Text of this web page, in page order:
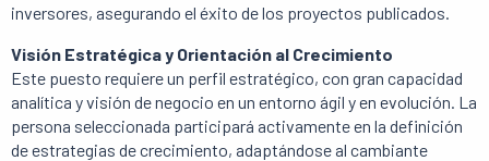
inversores, asegurando el éxito de los proyectos publicados.
Visión Estratégica y Orientación al Crecimiento
Este puesto requiere un perfil estratégico, con gran capacidad
analítica y visión de negocio en un entorno ágil y en evolución. La
persona seleccionada participará activamente en la definición
de estrategias de crecimiento, adaptándose al cambiante